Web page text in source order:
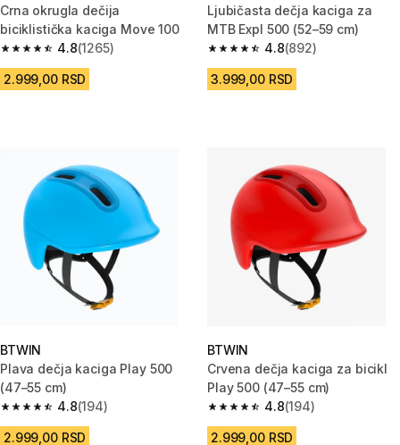
Crna okrugla dečija
biciklistička kaciga Move 100
4.8
4.8 od 5 zvezdica from 1265 Recenzije
(1265)
2.999,00 RSD
Ljubičasta dečja kaciga za
MTB Expl 500 (52–59 cm)
4.8
4.8 od 5 zvezdica from 892
(892)
3.999,00 RSD
BTWIN
Plava dečja kaciga Play 500
(47–55 cm)
4.8
4.8 od 5 zvezdica from 194 Recenzije
(194)
2.999,00 RSD
BTWIN
Crvena dečja kaciga za bicikl
Play 500 (47–55 cm)
4.8
4.8 od 5 zvezdica from 194
(194)
2.999,00 RSD